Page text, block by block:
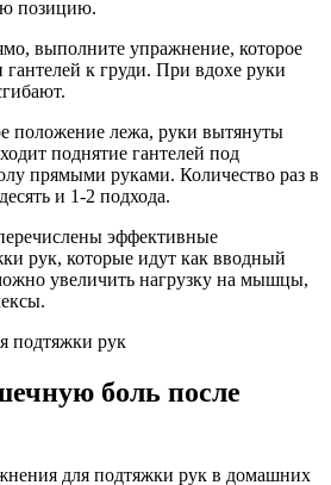
позицию.
выполните упражнение, которое
гантелей к груди. При вдохе руки
положение лежа, руки вытянуты
поднятие гантелей под
прямыми руками. Количество раз в
и 1-2 подхода.
эффективные
рук, которые идут как вводный
увеличить нагрузку на мышцы,
боль после
для подтяжки рук в домашних